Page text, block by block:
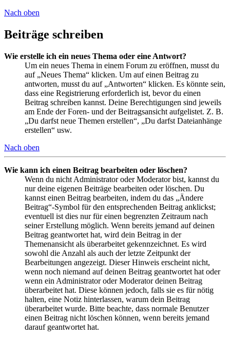
Nach oben
Beiträge schreiben
Wie erstelle ich ein neues Thema oder eine Antwort?
Um ein neues Thema in einem Forum zu eröffnen, musst du
auf „Neues Thema“ klicken. Um auf einen Beitrag zu
antworten, musst du auf „Antworten“ klicken. Es könnte sein,
dass eine Registrierung erforderlich ist, bevor du einen
Beitrag schreiben kannst. Deine Berechtigungen sind jeweils
am Ende der Foren- und der Beitragsansicht aufgelistet. Z. B.
„Du darfst neue Themen erstellen“, „Du darfst Dateianhänge
erstellen“ usw.
Nach oben
Wie kann ich einen Beitrag bearbeiten oder löschen?
Wenn du nicht Administrator oder Moderator bist, kannst du
nur deine eigenen Beiträge bearbeiten oder löschen. Du
kannst einen Beitrag bearbeiten, indem du das „Ändere
Beitrag“-Symbol für den entsprechenden Beitrag anklickst;
eventuell ist dies nur für einen begrenzten Zeitraum nach
seiner Erstellung möglich. Wenn bereits jemand auf deinen
Beitrag geantwortet hat, wird dein Beitrag in der
Themenansicht als überarbeitet gekennzeichnet. Es wird
sowohl die Anzahl als auch der letzte Zeitpunkt der
Bearbeitungen angezeigt. Dieser Hinweis erscheint nicht,
wenn noch niemand auf deinen Beitrag geantwortet hat oder
wenn ein Administrator oder Moderator deinen Beitrag
überarbeitet hat. Diese können jedoch, falls sie es für nötig
halten, eine Notiz hinterlassen, warum dein Beitrag
überarbeitet wurde. Bitte beachte, dass normale Benutzer
einen Beitrag nicht löschen können, wenn bereits jemand
darauf geantwortet hat.